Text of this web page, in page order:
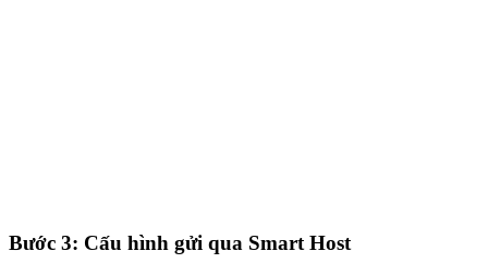
Bước 3: Cấu hình gửi qua Smart Host